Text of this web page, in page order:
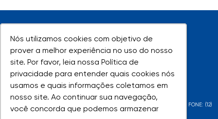
Nós utilizamos cookies com objetivo de
prover a melhor experiência no uso do nosso
site. Por favor, leia nossa Política de
privacidade para entender quais cookies nós
usamos e quais informações coletamos em
nosso site. Ao continuar sua navegação,
você concorda que podemos armazenar
Nós utilizamos cookies com objetivo de
prover a melhor experiência no uso do nosso
site. Por favor, leia nossa Política de
privacidade para entender quais cookies nós
usamos e quais informações coletamos em
nosso site. Ao continuar sua navegação,
você concorda que podemos armazenar
UNIVAP - Todos os direitos reservados
AV. SHISHIMA HIFUMI, 2911 - URBANOVA - SÃO JOSÉ DOS CAMPOS - SP - FONE: (12)